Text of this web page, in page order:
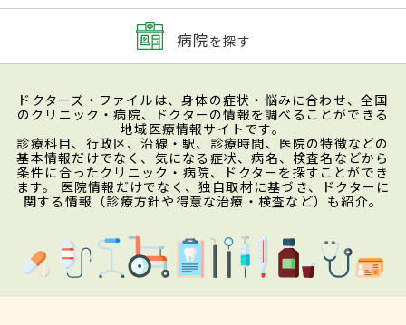
病院を探す
ドクターズ・ファイルは、身体の症状・悩みに合わせ、全国
のクリニック・病院、ドクターの情報を調べることができる
地域医療情報サイトです。
診療科目、行政区、沿線・駅、診療時間、医院の特徴などの
基本情報だけでなく、気になる症状、病名、検査名などから
条件に合ったクリニック・病院、ドクターを探すことができ
ます。 医院情報だけでなく、独自取材に基づき、ドクターに
関する情報（診療方針や得意な治療・検査など）も紹介。